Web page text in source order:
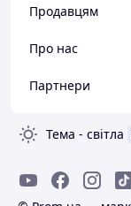
Продавцям
Про нас
Партнери
Тема - світла